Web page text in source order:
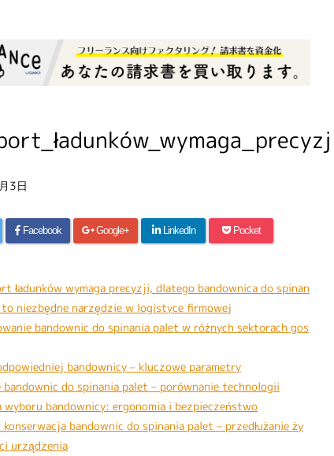
3日
Facebook Google+ LinkedIn Pocket
ładunków wymaga precyzji, dlatego bandownica do spinan
niezbędne narzędzie w logistyce firmowej
bandownic do spinania palet w różnych sektorach gos
bandownicy – kluczowe parametry
bandownic do spinania palet – porównanie technologii
wyboru bandownicy: ergonomia i bezpieczeństwo
konserwacja bandownic do spinania palet – przedłużanie ży
urządzenia